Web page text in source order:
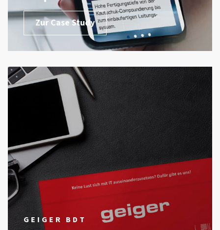
Zur Case Study
GEIGER BDT